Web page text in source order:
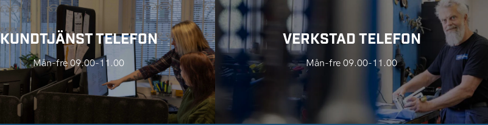
KUNDTJÄNST TELEFON
Mån-fre 09.00-11.00
VERKSTAD TELEFON
Mån-fre 09.00-11.00